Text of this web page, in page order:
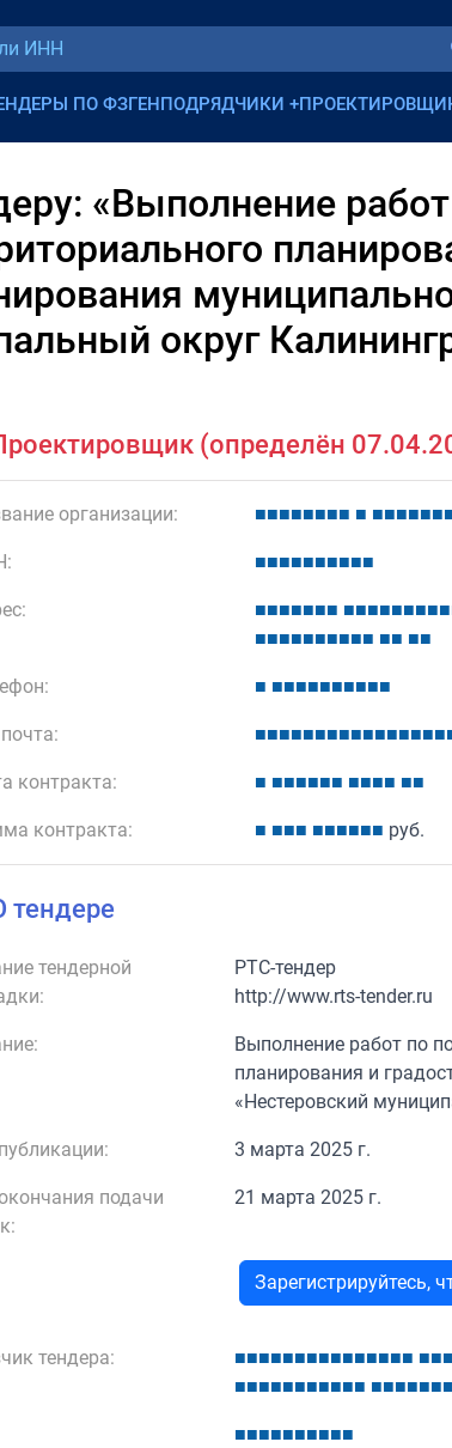
ПО ФЗГЕНПОДРЯДЧИКИ +
«Выполнение
округ
(определён
организации: ■■■■■■■■ ■ ■■■■■■
■■■■■■■■■■
■■■■■■■ ■■■■■■■■■
■■■■■■■■■■ ■■ ■■
■ ■■■■■■■■■■
■■■■■■■■■■■■■■■■
контракта: ■ ■■■■■■ ■■■■ ■■
контракта: ■ ■■■ ■■■■■■ руб.
тендере
тендерной
РТС-тендер
http://www.rts-tender.ru
Выполнение работ по
планирования и
«Нестеровский
3 марта 2025 г.
подачи
21 марта 2025 г.
Зарегистрируйтесь,
тендера: ■■■■■■■■■■■■■■■ ■■■
■■■■■■■■■■■ ■■■■■■■
■■■■■■■■■■